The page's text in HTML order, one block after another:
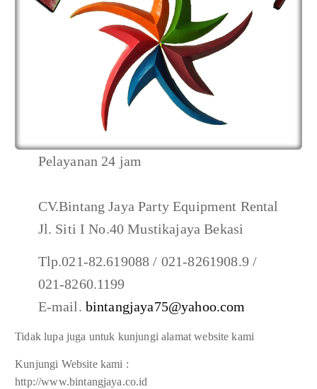
Pelayanan 24 jam
CV.Bintang Jaya Party Equipment Rental
Jl. Siti I No.40 Mustikajaya Bekasi
Tlp.021-82.619088 / 021-8261908.9 /
021-8260.1199
E-mail. bintangjaya75@yahoo.com
Tidak lupa juga untuk kunjungi alamat website kami
Kunjungi Website kami :
http://www.bintangjaya.co.id